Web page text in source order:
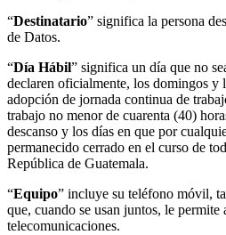
“Destinatario” significa la persona
de Datos.
“Día Hábil” significa un día que no
declaren oficialmente, los domingos y
adopción de jornada continua de
trabajo no menor de cuarenta (40)
descanso y los días en que por
permanecido cerrado en el curso de
República de Guatemala.
“Equipo” incluye su teléfono móvil,
que, cuando se usan juntos, le permite
telecomunicaciones.